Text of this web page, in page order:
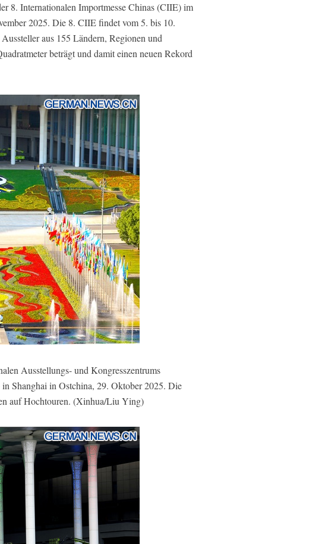
8. Internationalen Importmesse Chinas (CIIE) im
2025. Die 8. CIIE findet vom 5. bis 10.
aus 155 Ländern, Regionen und
beträgt und damit einen neuen Rekord
Ausstellungs- und Kongresszentrums
Shanghai in Ostchina, 29. Oktober 2025. Die
auf Hochtouren. (Xinhua/Liu Ying)